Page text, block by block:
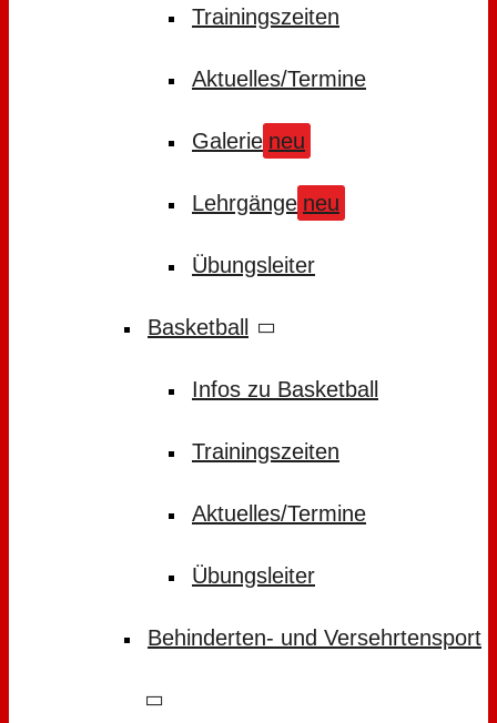
Trainingszeiten
Aktuelles/Termine
Galerie neu
Lehrgänge neu
Übungsleiter
Basketball
Infos zu Basketball
Trainingszeiten
Aktuelles/Termine
Übungsleiter
Behinderten- und Versehrtensport